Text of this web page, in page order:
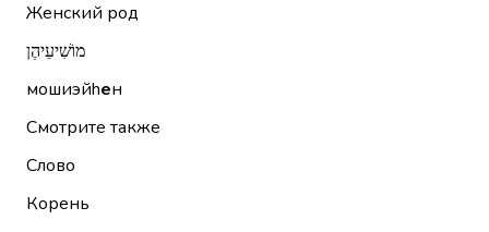
Женский род
מוֹשִׁיעֵיהֶן
мошиэйhен
Смотрите также
Слово
Корень